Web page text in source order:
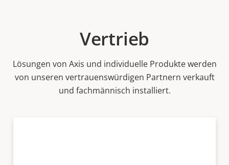
Vertrieb
Lösungen von Axis und individuelle Produkte werden
von unseren vertrauenswürdigen Partnern verkauft
und fachmännisch installiert.